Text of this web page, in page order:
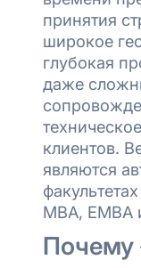
принятия
широкое
глубокая
даже
клиентов.
являются
MBA, EMBA
Почему